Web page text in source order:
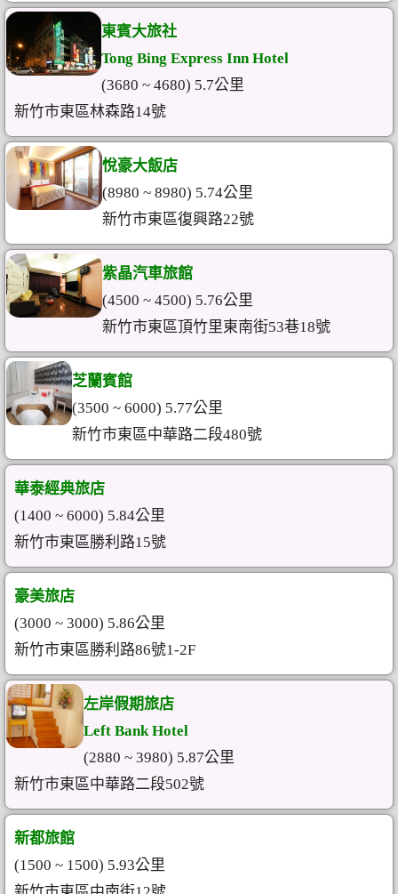
東賓大旅社
Tong Bing Express Inn Hotel
(3680 ~ 4680) 5.7公里
新竹市東區林森路14號
悅豪大飯店
(8980 ~ 8980) 5.74公里
新竹市東區復興路22號
紫晶汽車旅館
(4500 ~ 4500) 5.76公里
新竹市東區頂竹里東南街53巷18號
芝蘭賓館
(3500 ~ 6000) 5.77公里
新竹市東區中華路二段480號
華泰經典旅店
(1400 ~ 6000) 5.84公里
新竹市東區勝利路15號
豪美旅店
(3000 ~ 3000) 5.86公里
新竹市東區勝利路86號1-2F
左岸假期旅店
Left Bank Hotel
(2880 ~ 3980) 5.87公里
新竹市東區中華路二段502號
新都旅館
(1500 ~ 1500) 5.93公里